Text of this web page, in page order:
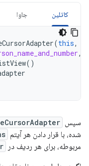
کاتلین جاوا
(this,
,
()
سپس
شده، با قرار دادن هر آیتم
مربوطه، برای هر ردیف در